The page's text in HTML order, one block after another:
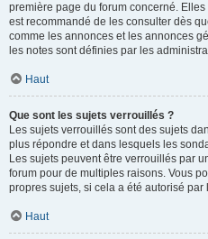
première page du forum concerné.
est recommandé de les consulter dès
comme les annonces et les annonces
les notes sont définies par les
Haut
Que sont les sujets verrouillés ?
Les sujets verrouillés sont des sujets
plus répondre et dans lesquels les
Les sujets peuvent être verrouillés par
forum pour de multiples raisons. Vous
propres sujets, si cela a été autorisé par
Haut